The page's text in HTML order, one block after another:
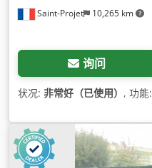
Saint-Projet 10,265 km
询问
状况: 非常好（已使用） , 功能: